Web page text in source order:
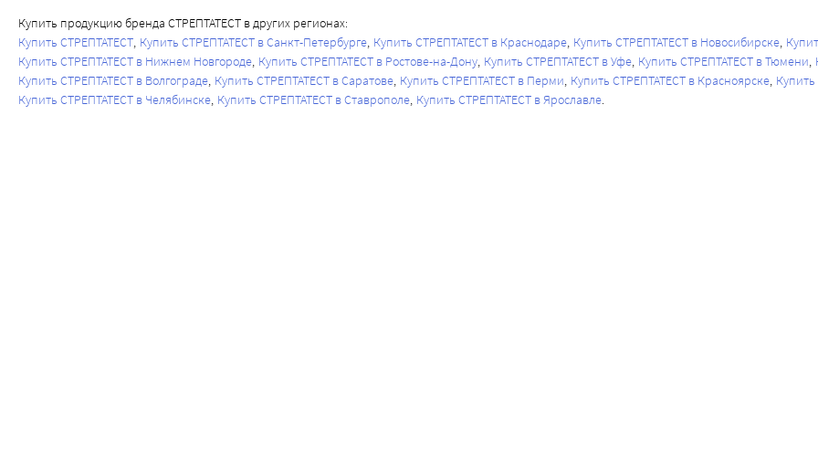
Купить продукцию бренда СТРЕПТАТЕСТ в других регионах:
Купить СТРЕПТАТЕСТ Купить СТРЕПТАТЕСТ в Санкт-Петербурге Купить СТРЕПТАТЕСТ в Краснодаре Купить СТРЕПТАТЕСТ в Новосибирске
Купить СТРЕПТАТЕСТ в Нижнем Новгороде Купить СТРЕПТАТЕСТ в Ростове-на-Дону Купить СТРЕПТАТЕСТ в Уфе Купить СТРЕПТАТЕСТ в Тюмени
Купить СТРЕПТАТЕСТ в Волгограде Купить СТРЕПТАТЕСТ в Саратове Купить СТРЕПТАТЕСТ в Перми Купить СТРЕПТАТЕСТ в Красноярске
Купить СТРЕПТАТЕСТ в Челябинске Купить СТРЕПТАТЕСТ в Ставрополе Купить СТРЕПТАТЕСТ в Ярославле